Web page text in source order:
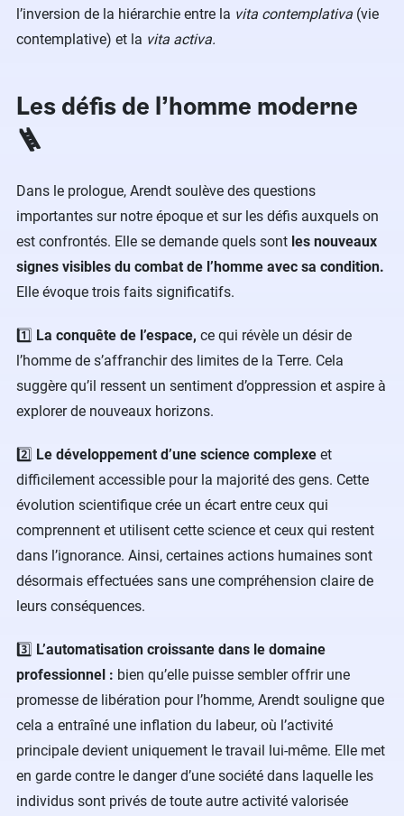
l’inversion de la hiérarchie entre la vita contemplativa (vie
contemplative) et la vita activa.
Les défis de l’homme moderne
🪜
Dans le prologue, Arendt soulève des questions
importantes sur notre époque et sur les défis auxquels on
est confrontés. Elle se demande quels sont les nouveaux
signes visibles du combat de l’homme avec sa condition.
Elle évoque trois faits significatifs.
1️⃣ La conquête de l’espace, ce qui révèle un désir de
l’homme de s’affranchir des limites de la Terre. Cela
suggère qu’il ressent un sentiment d’oppression et aspire à
explorer de nouveaux horizons.
2️⃣ Le développement d’une science complexe et
difficilement accessible pour la majorité des gens. Cette
évolution scientifique crée un écart entre ceux qui
comprennent et utilisent cette science et ceux qui restent
dans l’ignorance. Ainsi, certaines actions humaines sont
désormais effectuées sans une compréhension claire de
leurs conséquences.
3️⃣ L’automatisation croissante dans le domaine
professionnel : bien qu’elle puisse sembler offrir une
promesse de libération pour l’homme, Arendt souligne que
cela a entraîné une inflation du labeur, où l’activité
principale devient uniquement le travail lui-même. Elle met
en garde contre le danger d’une société dans laquelle les
individus sont privés de toute autre activité valorisée